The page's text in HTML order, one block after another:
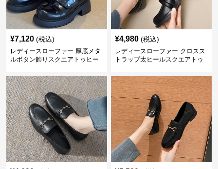
¥7,120 (税込)
レディースローファー 厚底メタ
ルボタン飾りスクエアトゥヒー
¥4,980 (税込)
レディースローファー クロスス
トラップ太ヒールスクエアトゥ